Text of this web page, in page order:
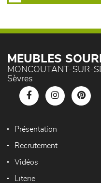
MEUBLES
MONCOUTANT-SUR-
Sèvres
Présentation
Recrutement
Vidéos
Literie